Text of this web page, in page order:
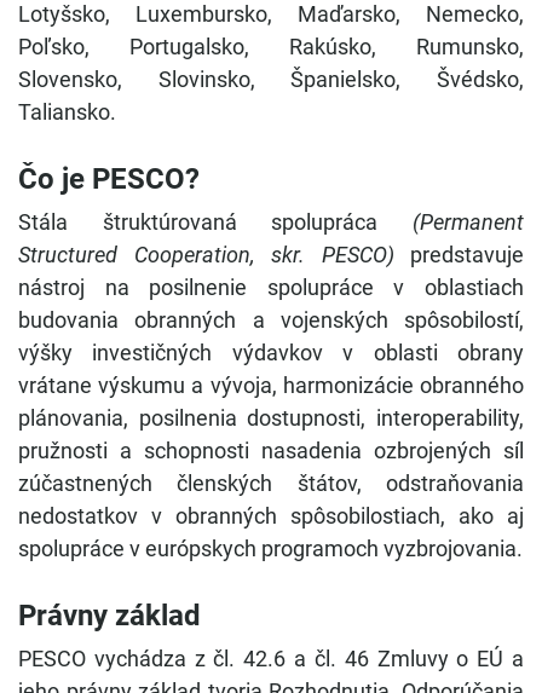
Lotyšsko, Luxembursko, Maďarsko, Nemecko,
Poľsko, Portugalsko, Rakúsko, Rumunsko,
Slovensko, Slovinsko, Španielsko, Švédsko,
Taliansko.
Čo je PESCO?
Stála štruktúrovaná spolupráca (Permanent
Structured Cooperation, skr. PESCO) predstavuje
nástroj na posilnenie spolupráce v oblastiach
budovania obranných a vojenských spôsobilostí,
výšky investičných výdavkov v oblasti obrany
vrátane výskumu a vývoja, harmonizácie obranného
plánovania, posilnenia dostupnosti, interoperability,
pružnosti a schopnosti nasadenia ozbrojených síl
zúčastnených členských štátov, odstraňovania
nedostatkov v obranných spôsobilostiach, ako aj
spolupráce v európskych programoch vyzbrojovania.
Právny základ
PESCO vychádza z čl. 42.6 a čl. 46 Zmluvy o EÚ a